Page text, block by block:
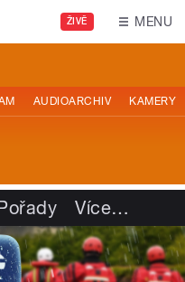
ŽIVĚ MENU
AUDIOARCHIV KAMERY
Více…